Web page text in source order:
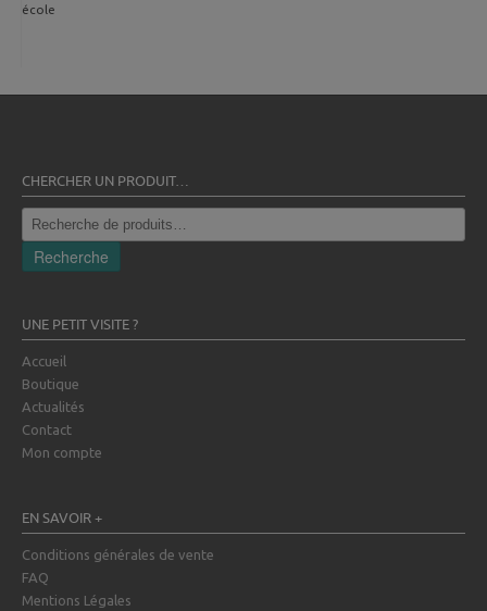
école
CHERCHER UN PRODUIT…
Recherche
pour :
Recherche
UNE PETIT VISITE ?
Accueil
Boutique
Actualités
Contact
Mon compte
EN SAVOIR +
Conditions générales de vente
FAQ
Mentions Légales